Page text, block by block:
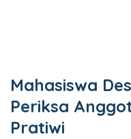
Mahasiswa
Periksa
Pratiwi